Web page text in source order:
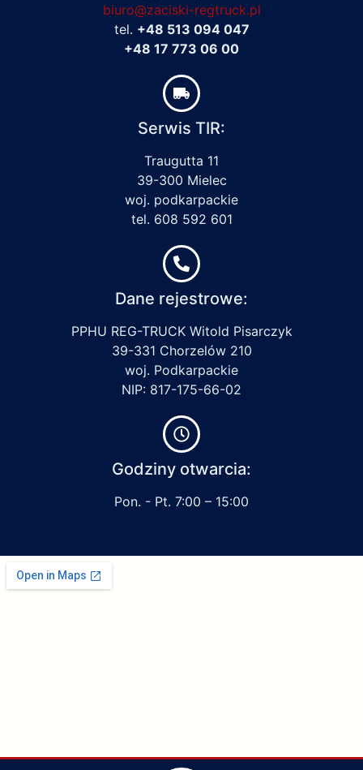
biuro@zaciski-regtruck.pl
tel. +48 513 094 047
+48 17 773 06 00
Serwis TIR:
Traugutta 11
39-300 Mielec
woj. podkarpackie
tel. 608 592 601
Dane rejestrowe:
PPHU REG-TRUCK Witold Pisarczyk
39-331 Chorzelów 210
woj. Podkarpackie
NIP: 817-175-66-02
Godziny otwarcia:
Pon. - Pt. 7:00 – 15:00